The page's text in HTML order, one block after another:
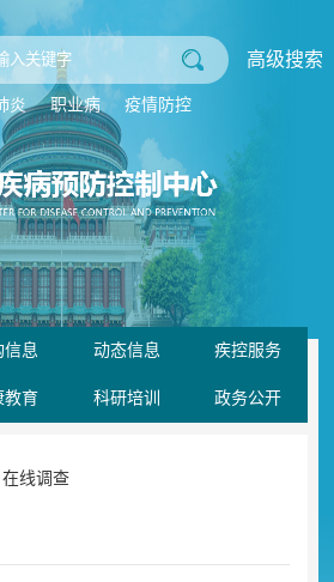
高级搜索
炎 职业病 疫情防控
信息 动态信息 疾控服务
教育 科研培训 政务公开
在线调查